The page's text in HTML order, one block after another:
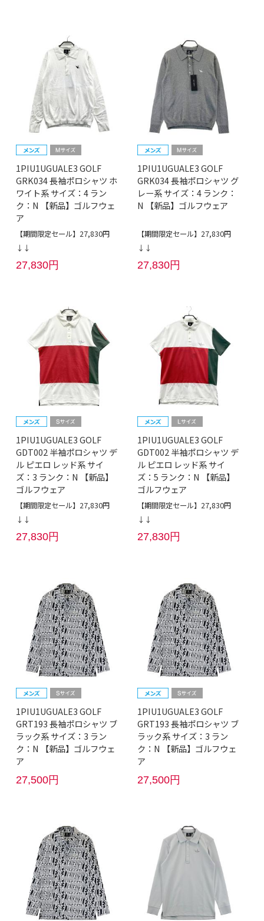
1PIU1UGUALE3 GOLF
GRK034 長袖ポロシャツ ホ
ワイト系 サイズ：4 ラン
ク：N 【新品】ゴルフウェ
ア
【期間限定セール】27,830円
↓↓
27,830円
1PIU1UGUALE3 GOLF
GRK034 長袖ポロシャツ グ
レー系 サイズ：4 ランク：
N 【新品】ゴルフウェア
【期間限定セール】27,830円
↓↓
27,830円
1PIU1UGUALE3 GOLF
GDT002 半袖ポロシャツ デ
ル ピエロ レッド系 サイ
ズ：3 ランク：N 【新品】
ゴルフウェア
【期間限定セール】27,830円
↓↓
27,830円
1PIU1UGUALE3 GOLF
GDT002 半袖ポロシャツ デ
ル ピエロ レッド系 サイ
ズ：5 ランク：N 【新品】
ゴルフウェア
【期間限定セール】27,830円
↓↓
27,830円
1PIU1UGUALE3 GOLF
GRT193 長袖ポロシャツ ブ
ラック系 サイズ：3 ラン
ク：N 【新品】ゴルフウェ
ア
27,500円
1PIU1UGUALE3 GOLF
GRT193 長袖ポロシャツ ブ
ラック系 サイズ：3 ラン
ク：N 【新品】ゴルフウェ
ア
27,500円